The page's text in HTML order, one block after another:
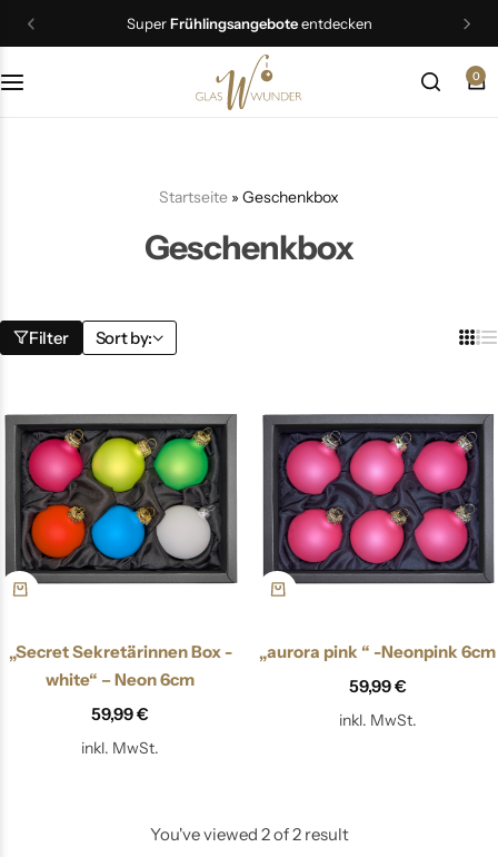
SuperFrühlingsangeboteentdecken
0
Startseite » Geschenkbox
Geschenkbox
Filter Sort by:
„Secret Sekretärinnen Box -
white“ – Neon 6cm
59,99€
inkl. MwSt.
„aurora pink “ -Neonpink 6cm
59,99€
inkl. MwSt.
You've viewed 2of2 result
Geschenkideen